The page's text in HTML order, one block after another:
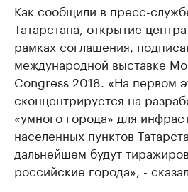
Как сообщили в пресс-
Татарстана, открытие
рамках соглашения,
международной выставке
Congress 2018. «На первом
сконцентрируется на
«умного города» для
населенных пунктов
дальнейшем будут
российские города», -